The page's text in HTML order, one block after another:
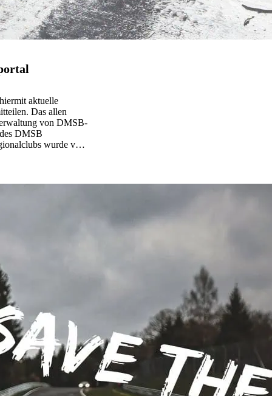
aktuelle
Das allen
von DMSB-
DMSB
wurde vom